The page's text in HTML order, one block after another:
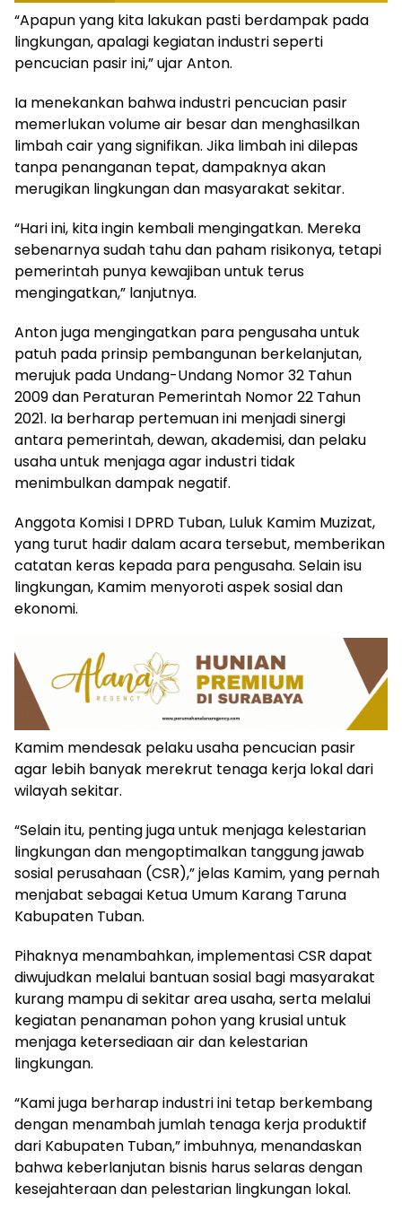
“Apapun yang kita lakukan pasti berdampak pada
lingkungan, apalagi kegiatan industri seperti
pencucian pasir ini,” ujar Anton.
Ia menekankan bahwa industri pencucian pasir
memerlukan volume air besar dan menghasilkan
limbah cair yang signifikan. Jika limbah ini dilepas
tanpa penanganan tepat, dampaknya akan
merugikan lingkungan dan masyarakat sekitar.
“Hari ini, kita ingin kembali mengingatkan. Mereka
sebenarnya sudah tahu dan paham risikonya, tetapi
pemerintah punya kewajiban untuk terus
mengingatkan,” lanjutnya.
Anton juga mengingatkan para pengusaha untuk
patuh pada prinsip pembangunan berkelanjutan,
merujuk pada Undang-Undang Nomor 32 Tahun
2009 dan Peraturan Pemerintah Nomor 22 Tahun
2021. Ia berharap pertemuan ini menjadi sinergi
antara pemerintah, dewan, akademisi, dan pelaku
usaha untuk menjaga agar industri tidak
menimbulkan dampak negatif.
Anggota Komisi I DPRD Tuban, Luluk Kamim Muzizat,
yang turut hadir dalam acara tersebut, memberikan
catatan keras kepada para pengusaha. Selain isu
lingkungan, Kamim menyoroti aspek sosial dan
ekonomi.
Kamim mendesak pelaku usaha pencucian pasir
agar lebih banyak merekrut tenaga kerja lokal dari
wilayah sekitar.
“Selain itu, penting juga untuk menjaga kelestarian
lingkungan dan mengoptimalkan tanggung jawab
sosial perusahaan (CSR),” jelas Kamim, yang pernah
menjabat sebagai Ketua Umum Karang Taruna
Kabupaten Tuban.
Pihaknya menambahkan, implementasi CSR dapat
diwujudkan melalui bantuan sosial bagi masyarakat
kurang mampu di sekitar area usaha, serta melalui
kegiatan penanaman pohon yang krusial untuk
menjaga ketersediaan air dan kelestarian
lingkungan.
“Kami juga berharap industri ini tetap berkembang
dengan menambah jumlah tenaga kerja produktif
dari Kabupaten Tuban,” imbuhnya, menandaskan
bahwa keberlanjutan bisnis harus selaras dengan
kesejahteraan dan pelestarian lingkungan lokal.